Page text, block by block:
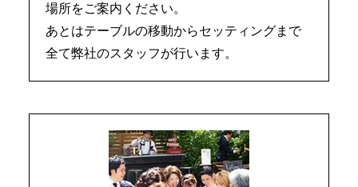
場所をご案内ください。
あとはテーブルの移動からセッティングまで
全て弊社のスタッフが行います。